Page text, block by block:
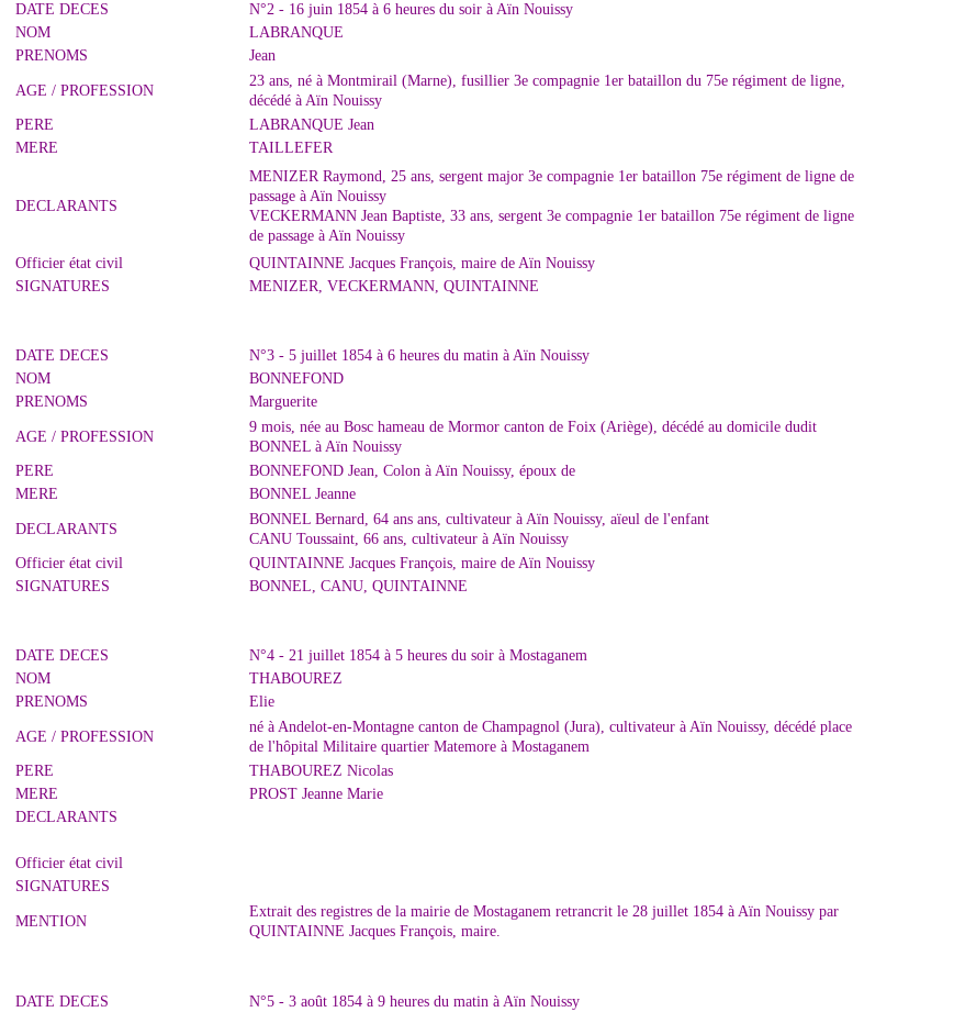
DATE DECES
N°2 - 16 juin 1854 à 6 heures du soir à Aïn Nouissy
NOM
LABRANQUE
PRENOMS
Jean
AGE / PROFESSION
23 ans, né à Montmirail (Marne), fusillier 3e compagnie 1er bataillon du 75e régiment de ligne,
décédé à Aïn Nouissy
PERE
LABRANQUE Jean
MERE
TAILLEFER
DECLARANTS
MENIZER Raymond, 25 ans, sergent major 3e compagnie 1er bataillon 75e régiment de ligne de
passage à Aïn Nouissy
VECKERMANN Jean Baptiste, 33 ans, sergent 3e compagnie 1er bataillon 75e régiment de ligne
de passage à Aïn Nouissy
Officier état civil
QUINTAINNE Jacques François, maire de Aïn Nouissy
SIGNATURES
MENIZER, VECKERMANN, QUINTAINNE
DATE DECES
N°3 - 5 juillet 1854 à 6 heures du matin à Aïn Nouissy
NOM
BONNEFOND
PRENOMS
Marguerite
AGE / PROFESSION
9 mois, née au Bosc hameau de Mormor canton de Foix (Ariège), décédé au domicile dudit
BONNEL à Aïn Nouissy
PERE
BONNEFOND Jean, Colon à Aïn Nouissy, époux de
MERE
BONNEL Jeanne
DECLARANTS
BONNEL Bernard, 64 ans ans, cultivateur à Aïn Nouissy, aïeul de l'enfant
CANU Toussaint, 66 ans, cultivateur à Aïn Nouissy
Officier état civil
QUINTAINNE Jacques François, maire de Aïn Nouissy
SIGNATURES
BONNEL, CANU, QUINTAINNE
DATE DECES
N°4 - 21 juillet 1854 à 5 heures du soir à Mostaganem
NOM
THABOUREZ
PRENOMS
Elie
AGE / PROFESSION
né à Andelot-en-Montagne canton de Champagnol (Jura), cultivateur à Aïn Nouissy, décédé place
de l'hôpital Militaire quartier Matemore à Mostaganem
PERE
THABOUREZ Nicolas
MERE
PROST Jeanne Marie
DECLARANTS
Officier état civil
SIGNATURES
MENTION
Extrait des registres de la mairie de Mostaganem retrancrit le 28 juillet 1854 à Aïn Nouissy par
QUINTAINNE Jacques François, maire.
DATE DECES N°5 - 3 août 1854 à 9 heures du matin à Aïn Nouissy